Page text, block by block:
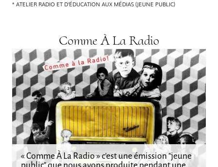
ATELIER RADIO ET D’ÉDUCATION AUX MÉDIAS (JEUNE PUBLIC)
Comme À La Radio
« Comme À La Radio » c’est une émission "jeune